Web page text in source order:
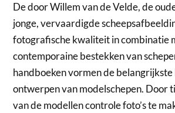
De door Willem van de Velde, de
jonge, vervaardigde
fotografische kwaliteit in combinatie
contemporaine bestekken van
handboeken vormen de
ontwerpen van modelschepen. Door
van de modellen controle foto’s te